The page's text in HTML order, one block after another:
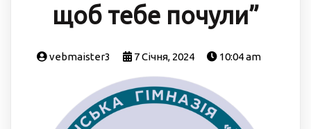
щоб тебе почули”
vebmaister3 7 Січня, 2024 10:04 am